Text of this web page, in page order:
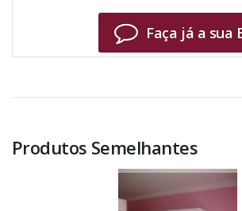
Faça já a sua
Produtos Semelhantes